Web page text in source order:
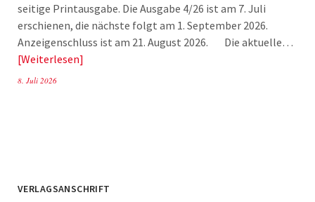
seitige Printausgabe. Die Ausgabe 4/26 ist am 7. Juli
erschienen, die nächste folgt am 1. September 2026.
Anzeigenschluss ist am 21. August 2026. Die aktuelle…
Weiterlesen
8. Juli 2026
VERLAGSANSCHRIFT